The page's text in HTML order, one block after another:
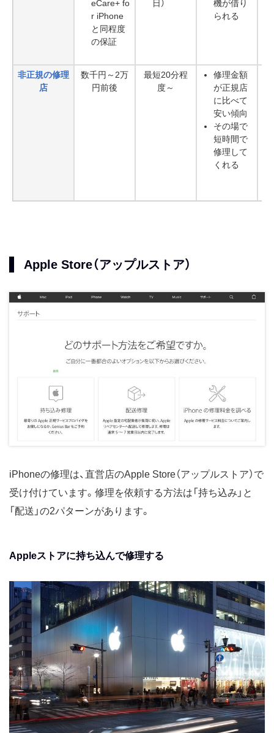
eCare+ fo
r iPhone
と同程度
の保証
日）
機が借り
られる
非正規の修理
店
数千円～2万
円前後
最短20分程
度～
修理金額
が正規店
に比べて
安い傾向
その場で
短時間で
修理して
くれる
Apple Store（アップルストア）
iPhoneの修理は、直営店のApple Store（アップルストア）で
受け付けています。修理を依頼する方法は「持ち込み」と
「配送」の2パターンがあります。
Appleストアに持ち込んで修理する